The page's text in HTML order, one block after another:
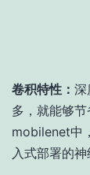
卷积特性： 深
多，就能够
mobilenet中
入式部署的神